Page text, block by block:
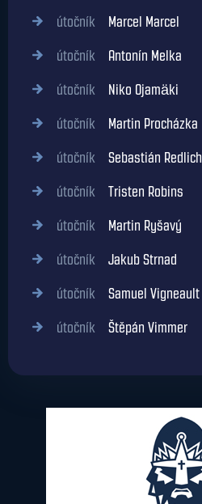
útočník Marcel Marcel
útočník Antonín Melka
útočník Niko Ojamäki
útočník Martin Procházka
útočník Sebastián Redlich
útočník Tristen Robins
útočník Martin Ryšavý
útočník Jakub Strnad
útočník Samuel Vigneault
útočník Štěpán Vimmer